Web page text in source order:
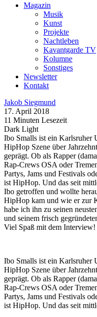
Magazin
Musik
Kunst
Projekte
Nachtleben
Kavantgarde TV
Kolumne
Sonstiges
Newsletter
Kontakt
Jakob Siegmund
17. April 2018
11 Minuten Lesezeit
Dark Light
Ibo Smalls ist ein Karlsruher
HipHop Szene über
geprägt. Ob als Rapper
Rap-Crews OSA oder
Partys, Jams und Festivals
ist HipHop. Und das seit
Ibo getroffen und wollte
HipHop kam und wie er zur
habe ich ihn zu seinen
und seinem frisch
Viel Spaß mit dem Interview!
Ibo Smalls ist ein Karlsruher
HipHop Szene über
geprägt. Ob als Rapper
Rap-Crews OSA oder
Partys, Jams und Festivals
ist HipHop. Und das seit